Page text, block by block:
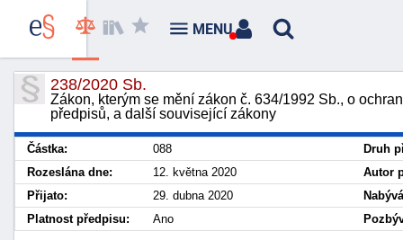
238/2020 Sb.
Zákon, kterým se mění zákon č. 634/1992 Sb., o
předpisů, a další související zákony
Částka: 088
Druh
Rozeslána dne:
12. května 2020
Autor
Přijato:
29. dubna 2020
Platnost předpisu:
Ano
MENU